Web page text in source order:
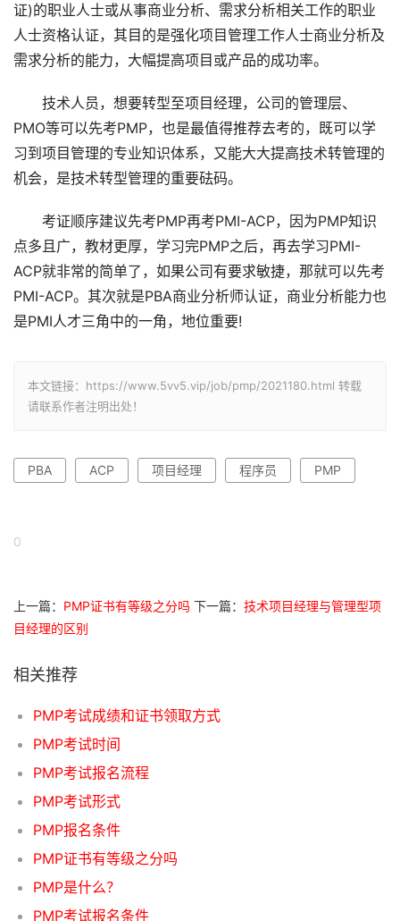
证)的职业人士或从事商业分析、需求分析相关工作的职业
人士资格认证，其目的是强化项目管理工作人士商业分析及
需求分析的能力，大幅提高项目或产品的成功率。
技术人员，想要转型至项目经理，公司的管理层、
PMO等可以先考PMP，也是最值得推荐去考的，既可以学
习到项目管理的专业知识体系，又能大大提高技术转管理的
机会，是技术转型管理的重要砝码。
考证顺序建议先考PMP再考PMI-ACP，因为PMP知识
点多且广，教材更厚，学习完PMP之后，再去学习PMI-
ACP就非常的简单了，如果公司有要求敏捷，那就可以先考
PMI-ACP。其次就是PBA商业分析师认证，商业分析能力也
是PMI人才三角中的一角，地位重要!
本文链接：https://www.5vv5.vip/job/pmp/2021180.html 转载
请联系作者注明出处！
PBA ACP 项目经理 程序员 PMP
0
上一篇： PMP证书有等级之分吗 下一篇： 技术项目经理与管理型项
目经理的区别
相关推荐
PMP考试成绩和证书领取方式
PMP考试时间
PMP考试报名流程
PMP考试形式
PMP报名条件
PMP证书有等级之分吗
PMP是什么？
PMP考试报名条件